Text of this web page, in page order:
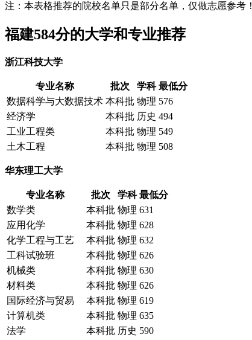
注：本表格推荐的院校名单只是部分名单，仅做志愿参考！
福建584分的大学和专业推荐
浙江科技大学
专业名称 批次 学科 最低分
数据科学与大数据技术 本科批 物理 576
经济学
本科批 历史 494
工业工程类
本科批 物理 549
土木工程
本科批 物理 508
华东理工大学
专业名称 批次 学科 最低分
数学类
本科批 物理 631
应用化学
本科批 物理 628
化学工程与工艺
本科批 物理 632
工科试验班
本科批 物理 626
机械类
本科批 物理 630
材料类
本科批 物理 626
国际经济与贸易
本科批 物理 619
计算机类
本科批 物理 635
法学
本科批 历史 590